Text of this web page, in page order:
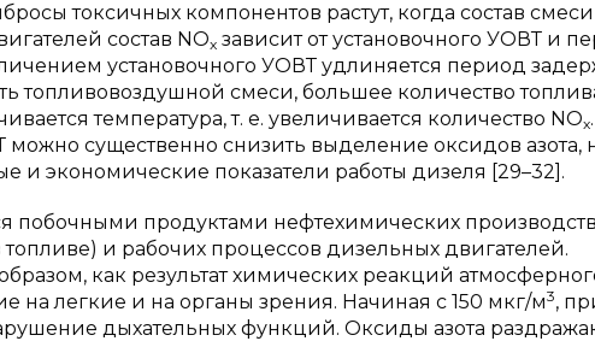
токсичных компонентов растут, когда состав
состав NOx зависит от установочного УОВТ и
установочного УОВТ удлиняется период
топливовоздушной смеси, большее количество
температура, т. е. увеличивается количество NOx
существенно снизить выделение оксидов азота,
и экономические показатели работы дизеля [29–32].
побочными продуктами нефтехимических
топливе) и рабочих процессов дизельных двигателей.
как результат химических реакций
на легкие и на органы зрения. Начиная с 150 мкг/м3,
дыхательных функций. Оксиды азота